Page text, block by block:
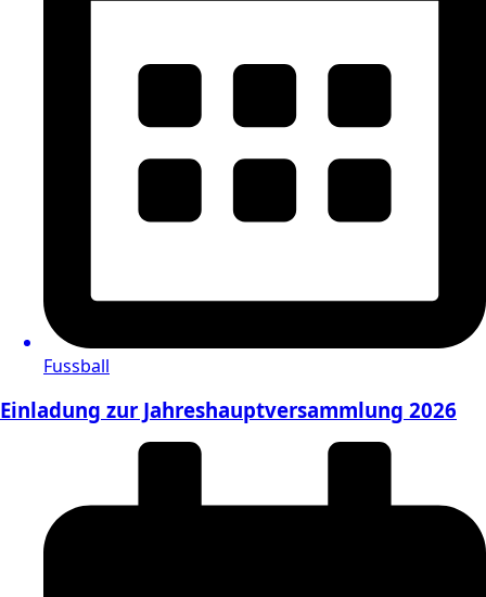
Fussball
Einladung zur Jahreshauptversammlung 2026